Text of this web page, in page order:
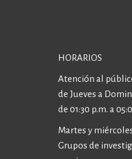
HORARIOS
Atención al
de Jueves a
de 01:30 p.m. a
Martes y
Grupos de